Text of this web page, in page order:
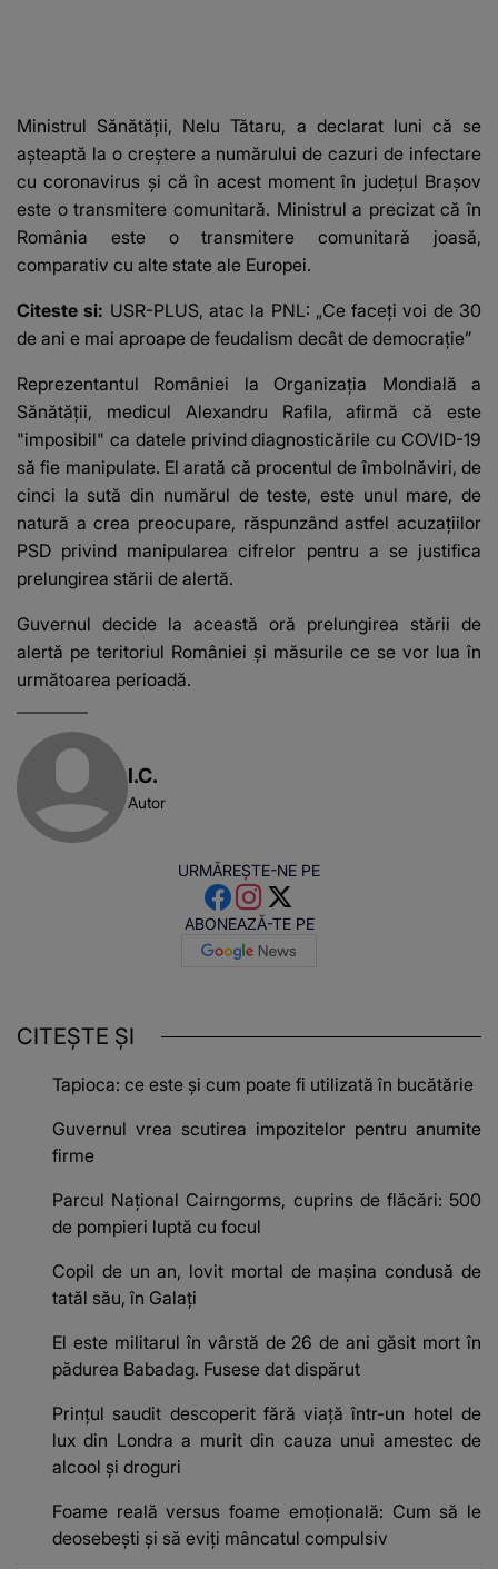
Ministrul Sănătăţii, Nelu Tătaru, a declarat luni că se
aşteaptă la o creştere a numărului de cazuri de infectare
cu coronavirus şi că în acest moment în judeţul Braşov
este o transmitere comunitară. Ministrul a precizat că în
România este o transmitere comunitară joasă,
comparativ cu alte state ale Europei.
Citeste si: USR-PLUS, atac la PNL: „Ce faceţi voi de 30
de ani e mai aproape de feudalism decât de democraţie”
Reprezentantul României la Organizaţia Mondială a
Sănătăţii, medicul Alexandru Rafila, afirmă că este
"imposibil" ca datele privind diagnosticările cu COVID-19
să fie manipulate. El arată că procentul de îmbolnăviri, de
cinci la sută din numărul de teste, este unul mare, de
natură a crea preocupare, răspunzând astfel acuzaţiilor
PSD privind manipularea cifrelor pentru a se justifica
prelungirea stării de alertă.
Guvernul decide la această oră prelungirea stării de
alertă pe teritoriul României și măsurile ce se vor lua în
următoarea perioadă.
I.C.
Autor
URMĂREȘTE-NE PE
ABONEAZĂ-TE PE
CITEȘTE ȘI
Tapioca: ce este și cum poate fi utilizată în bucătărie
Guvernul vrea scutirea impozitelor pentru anumite
firme
Parcul Național Cairngorms, cuprins de flăcări: 500
de pompieri luptă cu focul
Copil de un an, lovit mortal de mașina condusă de
tatăl său, în Galați
El este militarul în vârstă de 26 de ani găsit mort în
pădurea Babadag. Fusese dat dispărut
Prințul saudit descoperit fără viață într-un hotel de
lux din Londra a murit din cauza unui amestec de
alcool și droguri
Foame reală versus foame emoțională: Cum să le
deosebești și să eviți mâncatul compulsiv